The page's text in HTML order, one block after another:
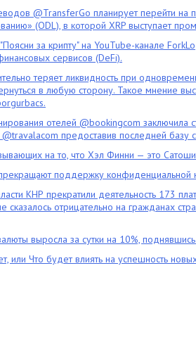
@TransferGo планирует перейти на
(ODL), в которой XRP выступает
за крипту" на YouTube-канале
сервисов (DeFi).
теряет ликвидность при
в любую сторону. Такое мнение
отелей @bookingcom заключила
предоставив последней базу
на то, что Хэл Финни — это
поддержку конфиденциальной
КНР прекратили деятельность 173
сказалось отрицательно на гражданах
выросла за сутки на 10%,
или Что будет влиять на успешность